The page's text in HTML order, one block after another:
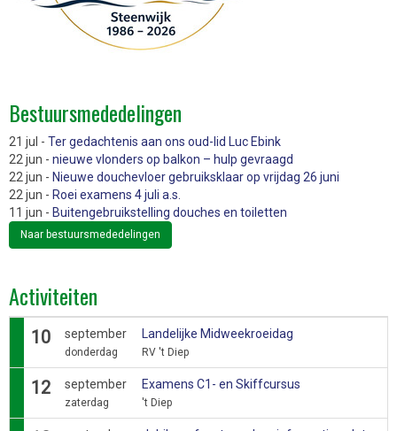
Bestuursmededelingen
21 jul - Ter gedachtenis aan ons oud-lid Luc Ebink
22 jun - nieuwe vlonders op balkon – hulp gevraagd
22 jun - Nieuwe douchevloer gebruiksklaar op vrijdag 26 juni
22 jun - Roei examens 4 juli a.s.
11 jun - Buitengebruikstelling douches en toiletten
Naar bestuursmededelingen
Activiteiten
10 september
donderdag
Landelijke Midweekroeidag
RV 't Diep
12 september
zaterdag
Examens C1- en Skiffcursus
't Diep